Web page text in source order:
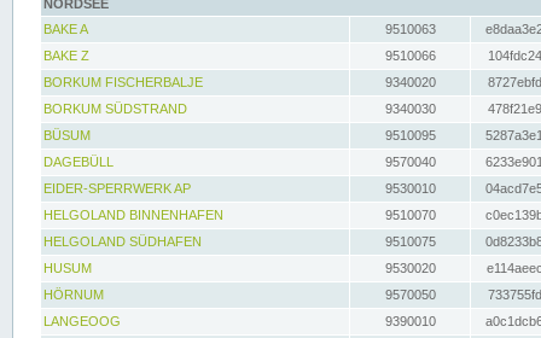
NORDSEE
BAKE A
9510063
BAKE Z
9510066
BORKUM FISCHERBALJE
9340020
BORKUM SÜDSTRAND
9340030
BÜSUM
9510095
DAGEBÜLL
9570040
EIDER-SPERRWERK AP
9530010
HELGOLAND BINNENHAFEN
9510070
HELGOLAND SÜDHAFEN
9510075
HUSUM
9530020
HÖRNUM
9570050
LANGEOOG
9390010